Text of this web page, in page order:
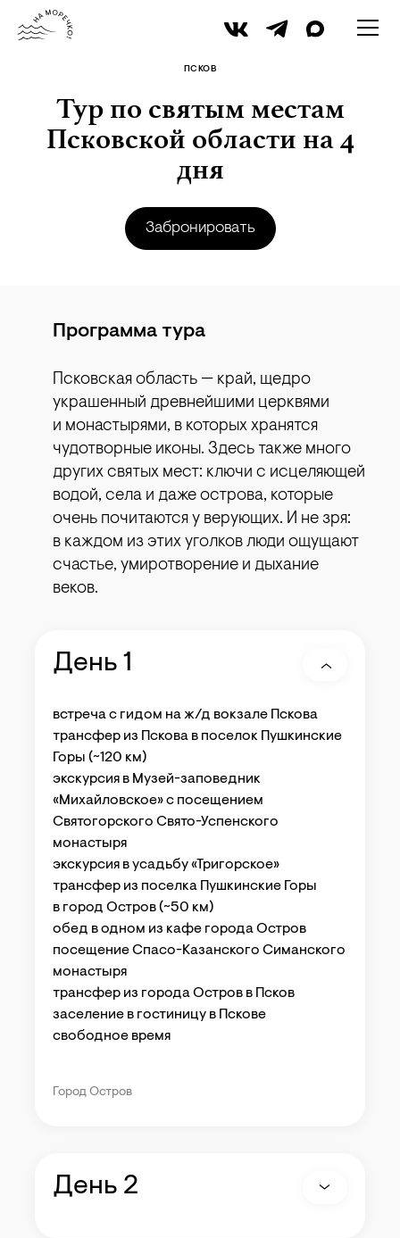
ПСКОВ
Тур по святым местам
Псковской области на 4
дня
Забронировать
Программа тура
Псковская область — край, щедро
украшенный древнейшими церквями
и монастырями, в которых хранятся
чудотворные иконы. Здесь также много
других святых мест: ключи с исцеляющей
водой, села и даже острова, которые
очень почитаются у верующих. И не зря:
в каждом из этих уголков люди ощущают
счастье, умиротворение и дыхание
веков.
День 1
встреча с гидом на ж/д вокзале Пскова
трансфер из Пскова в поселок Пушкинские
Горы (~120 км)
экскурсия в Музей-заповедник
«Михайловское» с посещением
Святогорского Свято-Успенского
монастыря
экскурсия в усадьбу «Тригорское»
трансфер из поселка Пушкинские Горы
в город Остров (~50 км)
обед в одном из кафе города Остров
посещение Спасо-Казанского Симанского
монастыря
трансфер из города Остров в Псков
заселение в гостиницу в Пскове
свободное время
Город Остров
День 2